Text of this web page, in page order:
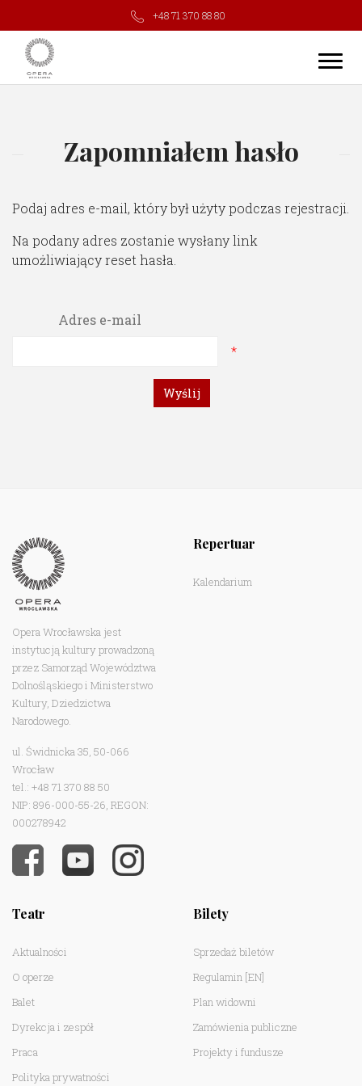
+48 71 370 88 80
Zapomniałem hasło
Podaj adres e-mail, który był użyty podczas rejestracji.
Na podany adres zostanie wysłany link
umożliwiający reset hasła.
Adres e-mail
*
Opera Wrocławska jest
instytucją kultury prowadzoną
przez Samorząd Województwa
Dolnośląskiego i Ministerstwo
Kultury, Dziedzictwa
Narodowego.
ul. Świdnicka 35, 50-066
Wrocław
tel.: +48 71 370 88 50
NIP: 896-000-55-26, REGON:
000278942
Repertuar
Kalendarium
Teatr
Aktualności
O operze
Balet
Dyrekcja i zespół
Praca
Polityka prywatności
Bilety
Sprzedaż biletów
Regulamin [EN]
Plan widowni
Zamówienia publiczne
Projekty i fundusze